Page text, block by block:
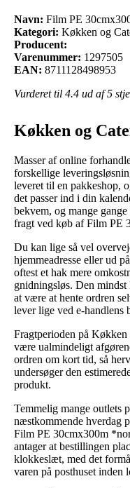
Navn: Film PE
Kategori: Køkken og
Producent:
Varenummer: 1297505
EAN: 8711128498953
Vurderet til 4.4 ud af 5
Køkken og
Masser af online
forskellige
leveret til en pakkeshop,
det passer ind i din
bekvem, og mange
fragt ved køb af Film PE
Du kan lige så vel
hjemmeadresse eller ud
oftest et hak mere
gnidningsløs. Den
at være at hente ordren
lever lige ved e-handlens
Fragtperioden på
være ualmindeligt
ordren om kort tid, så
undersøger den
produkt.
Temmelig mange outlets
næstkommende hverdag
Film PE 30cmx300m
antager at bestillingen
klokkeslæt, med det
varen på posthuset inden